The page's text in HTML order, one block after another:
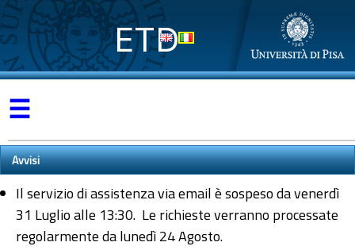
ETD
☰
Avvisi
Il servizio di assistenza via email è sospeso da venerdì
31 Luglio alle 13:30. Le richieste verranno processate
regolarmente da lunedì 24 Agosto.